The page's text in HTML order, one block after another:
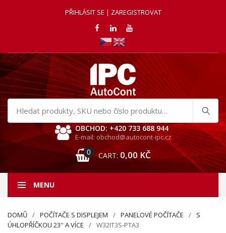
PŘIHLÁSIT SE | ZAREGISTROVAT
Hledat
produkty
OBCHOD: +420 733 688 944
E-mail: obchod@autocont-ipc.cz
0 CART: 0,00 KČ
MENU
DOMŮ POČÍTAČE S DISPLEJEM PANELOVÉ POČÍTAČE
S
ÚHLOPŘÍČKOU 23'' A VÍCE
W32IT3S-PTA3